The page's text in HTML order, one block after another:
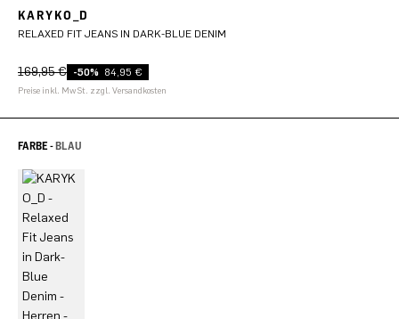
KARYKO_D
RELAXED FIT JEANS IN DARK-BLUE DENIM
169,95 € -50% 84,95 €
Preise inkl. MwSt. zzgl. Versandkosten
FARBE -BLAU